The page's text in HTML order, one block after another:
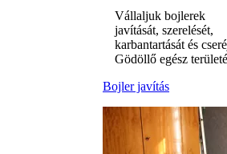
Vállaljuk bojlerek
javítását, szerelését,
karbantartását és
Gödöllő egész
Bojler javítás